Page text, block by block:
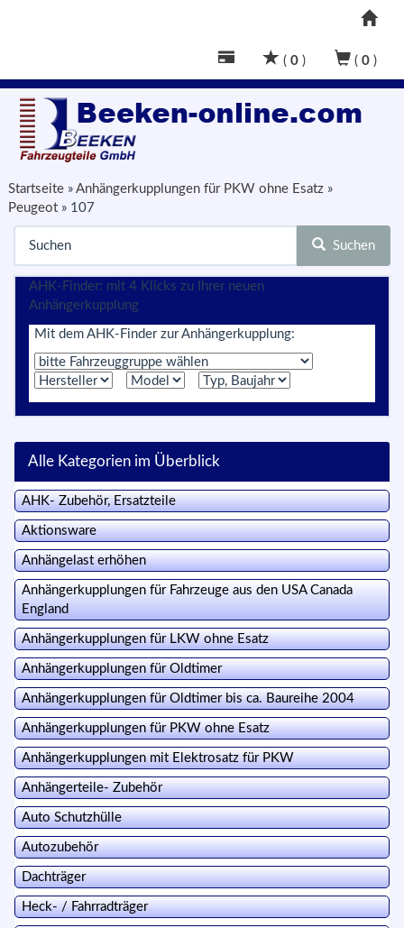
( 0 ) ( 0 )
Startseite » Anhängerkupplungen für PKW ohne Esatz »
Peugeot » 107
Suchen
AHK-Finder: mit 4 Klicks zu Ihrer neuen
Anhängerkupplung
Mit dem AHK-Finder zur Anhängerkupplung:
Alle Kategorien im Überblick
AHK- Zubehör, Ersatzteile
Aktionsware
Anhängelast erhöhen
Anhängerkupplungen für Fahrzeuge aus den USA Canada
England
Anhängerkupplungen für LKW ohne Esatz
Anhängerkupplungen für Oldtimer
Anhängerkupplungen für Oldtimer bis ca. Baureihe 2004
Anhängerkupplungen für PKW ohne Esatz
Anhängerkupplungen mit Elektrosatz für PKW
Anhängerteile- Zubehör
Auto Schutzhülle
Autozubehör
Dachträger
Heck- / Fahrradträger